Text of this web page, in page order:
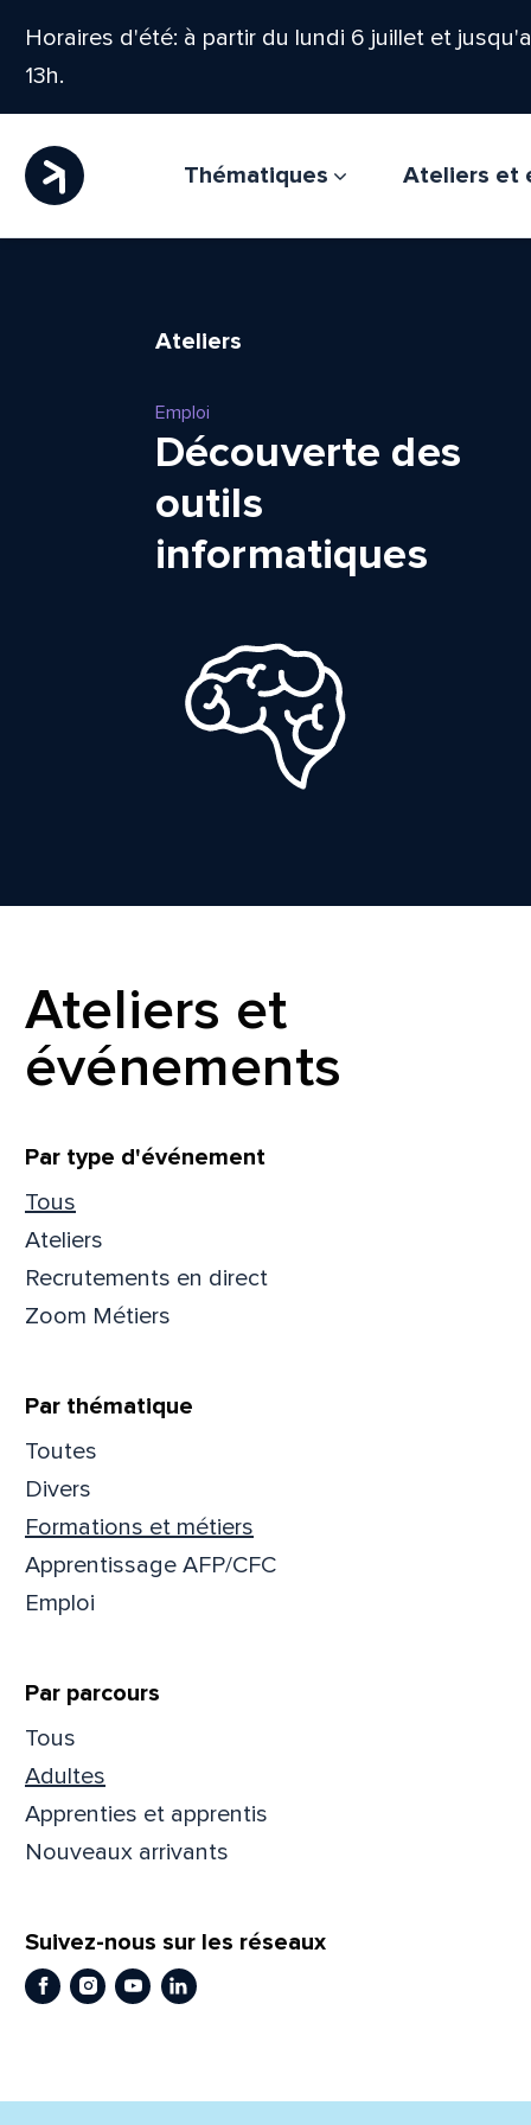
Horaires d'été: à partir du lundi 6 juillet et
13h.
Thématiques Ateliers et
Ateliers
Emploi
Découverte des
outils
informatiques
Ateliers et
événements
Filtrer
Par type d'événement
Tous
Ateliers
Recrutements en direct
Zoom Métiers
Par thématique
Toutes
Divers
Formations et métiers
Apprentissage AFP/CFC
Emploi
Par parcours
Tous
Adultes
Apprenties et apprentis
Nouveaux arrivants
Suivez-nous sur les réseaux
Facebook
Instagram
YoutubeLinkedIn